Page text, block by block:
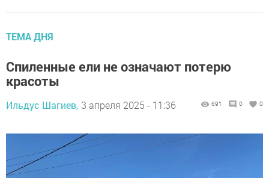
ТЕМА ДНЯ
Спиленные ели не означают потерю
красоты
Ильдус Шагиев, 3 апреля 2025 - 11:36 691 0 0